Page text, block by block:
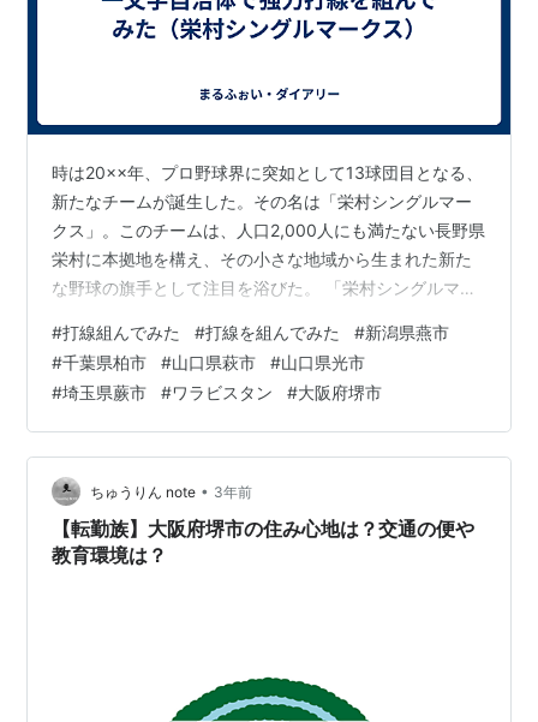
時は20××年、プロ野球界に突如として13球団目となる、
新たなチームが誕生した。その名は「栄村シングルマー
クス」。このチームは、人口2,000人にも満たない長野県
栄村に本拠地を構え、その小さな地域から生まれた新た
な野球の旗手として注目を浴びた。 「栄村シングルマー
り、そのユニークな構成が世間から大きな注目を集め
た。彼らは地域の誇りを背負い、小さな村から全国のプ
ロ野球界に挑戦する、まさに地域密着型のプロ野球チー
ムとして誕生した。 今日は、そんな「栄村シングルマー
クス」の主軸選手を紹介したいと思う。彼らは、地元栄
村の名を背負い、一文字の苗字という共…
#打線組んでみた #打線を組んでみた #新潟県燕市
#千葉県柏市 #山口県萩市 #山口県光市
#埼玉県蕨市 #ワラビスタン #大阪府堺市
ちゅうりん note • 3年前
【転勤族】大阪府堺市の住み心地は？交通の便や
教育環境は？